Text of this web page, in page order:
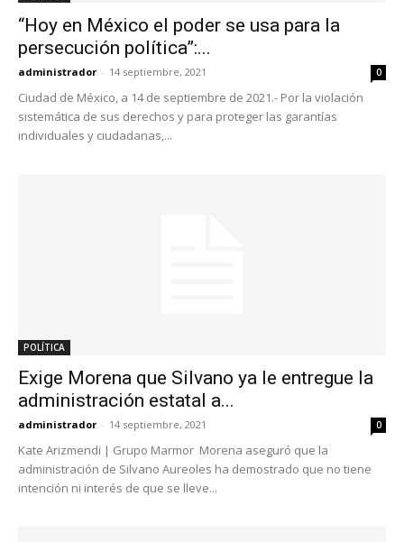
“Hoy en México el poder se usa para la
persecución política”:...
administrador - 14 septiembre, 2021 0
Ciudad de México, a 14 de septiembre de 2021.- Por la violación
sistemática de sus derechos y para proteger las garantías
individuales y ciudadanas,...
POLÍTICA
Exige Morena que Silvano ya le entregue la
administración estatal a...
administrador - 14 septiembre, 2021 0
Kate Arizmendi | Grupo Marmor Morena aseguró que la
administración de Silvano Aureoles ha demostrado que no tiene
intención ni interés de que se lleve...